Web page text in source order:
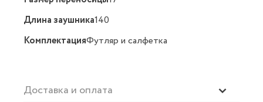
Длина заушника140
КомплектацияФутляр и салфетка
Доставка и оплата